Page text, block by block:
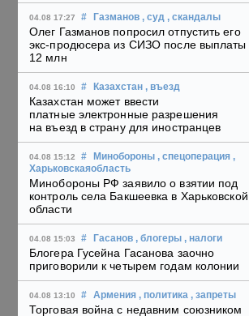
04.08 17:27 # Газманов , суд , скандалы
Олег Газманов попросил отпустить его
экс-продюсера из СИЗО после выплаты
12 млн
04.08 16:10 # Казахстан , въезд
Казахстан может ввести
платные электронные разрешения
на въезд в страну для иностранцев
04.08 15:12 # Минобороны , спецоперация ,
Харьковскаяобласть
Минобороны РФ заявило о взятии под
контроль села Бакшеевка в Харьковской
области
04.08 15:03 # Гасанов , блогеры , налоги
Блогера Гусейна Гасанова заочно
приговорили к четырем годам колонии
04.08 13:10 # Армения , политика , запреты
Торговая война с недавним союзником